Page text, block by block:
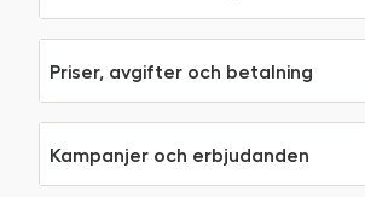
Priser, avgifter och betalning
Kampanjer och erbjudanden